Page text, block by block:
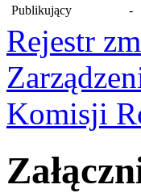
Publikujący
-
Rejestr
Komisji